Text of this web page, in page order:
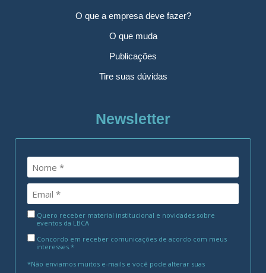
O que a empresa deve fazer?
O que muda
Publicações
Tire suas dúvidas
Newsletter
Quero receber material institucional e novidades sobre
eventos da LBCA
Concordo em receber comunicações de acordo com meus
interesses.*
*Não enviamos muitos e-mails e você pode alterar suas